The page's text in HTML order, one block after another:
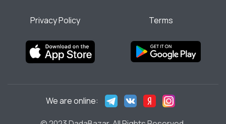
Privacy Policy Terms
We are online: